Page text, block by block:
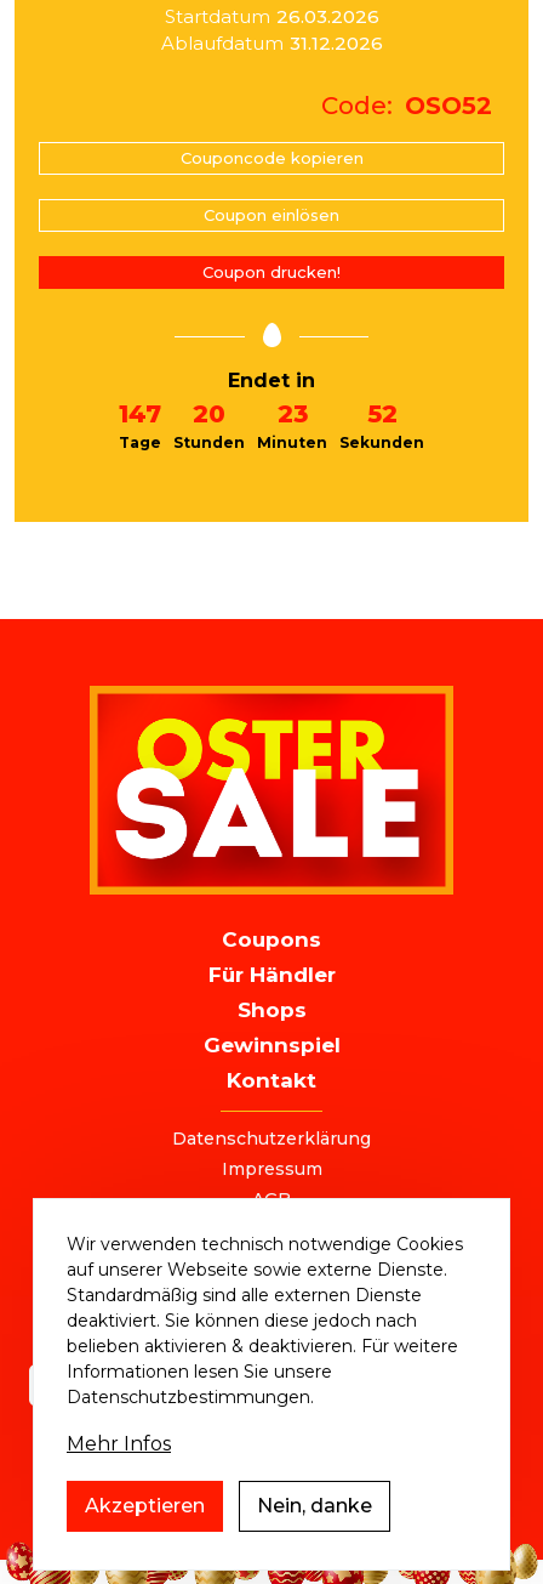
Startdatum 26.03.2026
Ablaufdatum 31.12.2026
Code OSO52
Couponcode kopieren
Coupon einlösen
Coupon drucken!
Endet in
147
Tage
20
Stunden
23
Minuten
51
Sekunden
NAVIGATION
Coupons
Für Händler
Shops
Gewinnspiel
Kontakt
Datenschutzerklärung
Impressum
AGB
ostersale@deutschlandvoucher.de
OSTER SALE 2025 – eine Kampagne der
DVM Deutschlandvoucher Media GmbH © 2025
Wir verwenden technisch notwendige Cookies
auf unserer Webseite sowie externe Dienste.
Standardmäßig sind alle externen Dienste
deaktiviert. Sie können diese jedoch nach
belieben aktivieren & deaktivieren. Für weitere
Informationen lesen Sie unsere
Datenschutzbestimmungen.
Mehr Infos
Akzeptieren Nein, danke